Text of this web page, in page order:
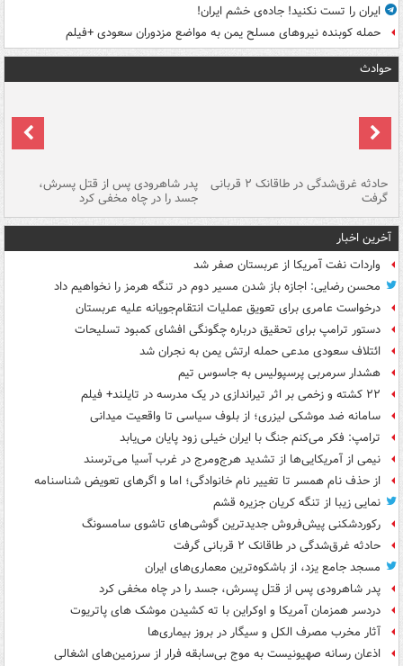
ایران را تست نکنید! جاده‌ی خشم ایران!
حمله کوبنده نیروهای مسلح یمن به مواضع مزدوران سعودی +فیلم
حوادث
حادثه غرق‌شدگی در طاقانک ۲ قربانی
گرفت
پدر شاهرودی پس از قتل پسرش،
جسد را در چاه مخفی کرد
آخرین اخبار
واردات نفت آمریکا از عربستان صفر شد
محسن رضایی: اجازه باز شدن مسیر دوم در تنگه هرمز را نخواهیم داد
درخواست عامری برای تعویق عملیات انتقام‌جویانه علیه عربستان
دستور ترامپ برای تحقیق درباره چگونگی افشای کمبود تسلیحات
ائتلاف سعودی مدعی حمله ارتش یمن به نجران شد
هشدار سرمربی پرسپولیس به جاسوس تیم
۲۲ کشته و زخمی بر اثر تیراندازی در یک مدرسه در تایلند+ فیلم
سامانه ضد موشکی لیزری؛ از بلوف سیاسی تا واقعیت میدانی
ترامپ: فکر می‌کنم جنگ با ایران خیلی زود پایان می‌یابد
نیمی از آمریکایی‌ها از تشدید هرج‌ومرج در غرب آسیا می‌ترسند
از حذف نام همسر تا تغییر نام خانوادگی؛ اما و اگرهای تعویض شناسنامه
نمایی زیبا از تنگه کریان جزیره قشم
رکوردشکنی پیش‌فروش جدیدترین گوشی‌های تاشوی سامسونگ
حادثه غرق‌شدگی در طاقانک ۲ قربانی گرفت
مسجد جامع یزد، از باشکوه‌ترین معماری‌های ایران
پدر شاهرودی پس از قتل پسرش، جسد را در چاه مخفی کرد
دردسر همزمان آمریکا و اوکراین با ته کشیدن موشک های پاتریوت
آثار مخرب مصرف الکل و سیگار در بروز بیماری‌ها
اذعان رسانه صهیونیست به موج بی‌سابقه فرار از سرزمین‌های اشغالی